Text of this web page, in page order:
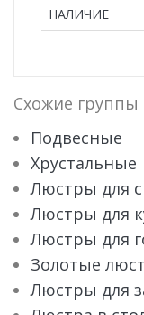
НАЛИЧИЕ
Схожие группы
Подвесные
Хрустальные
Люстры для
Люстры для
Люстры для
Золотые
Люстры для